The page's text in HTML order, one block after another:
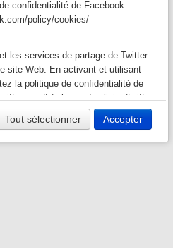
Correia da
1983)
confidentialité de Facebook:
policy/cookies/
les services de partage de Twitter
site Web. En activant et utilisant
la politique de confidentialité de
fr/rules-and-policies/twitter-
Tout sélectionner Accepter